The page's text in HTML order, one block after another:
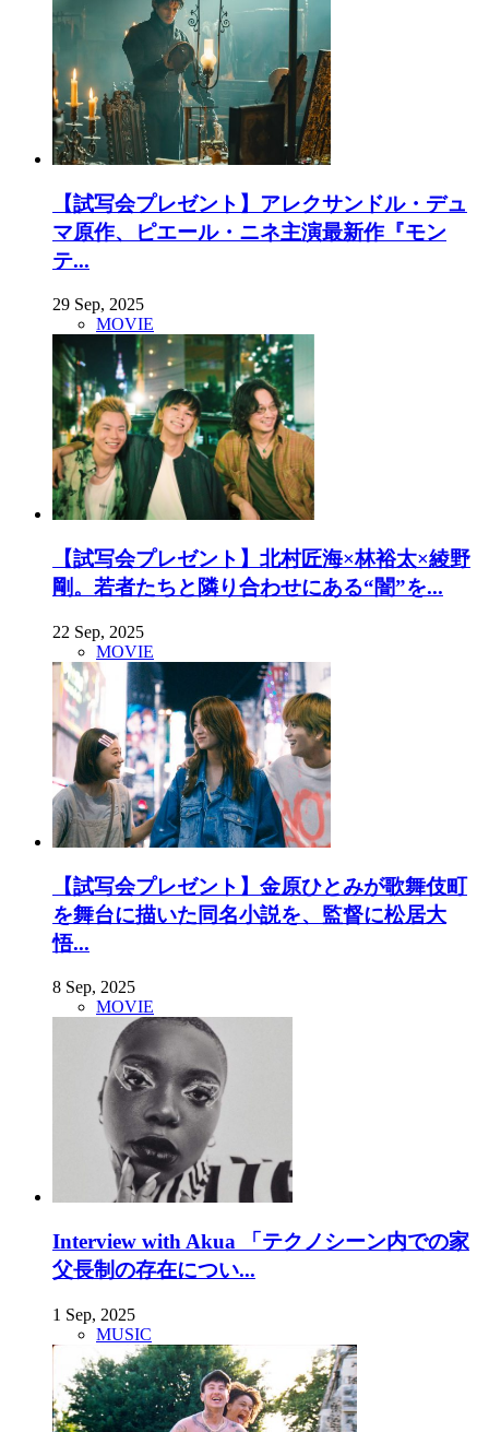
【試写会プレゼント】アレクサンドル・デュ
マ原作、ピエール・ニネ主演最新作『モン
テ...
29 Sep, 2025
MOVIE
【試写会プレゼント】北村匠海×林裕太×綾野
剛。若者たちと隣り合わせにある“闇”を...
22 Sep, 2025
MOVIE
【試写会プレゼント】金原ひとみが歌舞伎町
を舞台に描いた同名小説を、監督に松居大
悟...
8 Sep, 2025
MOVIE
Interview with Akua 「テクノシーン内での家
父長制の存在につい...
1 Sep, 2025
MUSIC